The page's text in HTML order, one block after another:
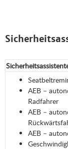
AEB –
Radfahrer
AEB –
AEB –